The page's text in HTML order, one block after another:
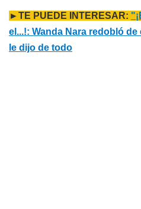
►TE PUEDE INTERESAR:
el...!: Wanda Nara redobló
le dijo de todo